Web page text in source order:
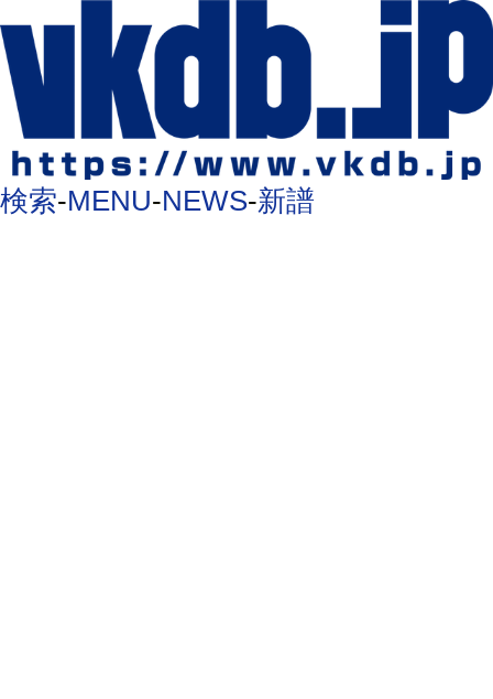
検索-MENU-NEWS-新譜